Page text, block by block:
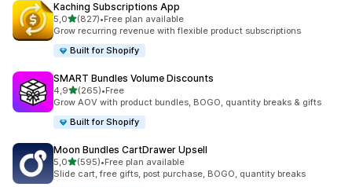
Kaching Subscriptions App
5,05 yıldız üzerinden
(827)
toplam 827 değerlendirme
•Free plan available
Grow recurring revenue with flexible product subscriptions
Built for Shopify
SMART Bundles Volume Discounts
4,95 yıldız üzerinden
(265)
toplam 265 değerlendirme
•Free
Grow AOV with product bundles, BOGO, quantity breaks & gifts
Built for Shopify
Moon Bundles CartDrawer Upsell
5,05 yıldız üzerinden
(595)
toplam 595 değerlendirme
•Free plan available
Slide cart, free gifts, post purchase, BOGO, quantity breaks